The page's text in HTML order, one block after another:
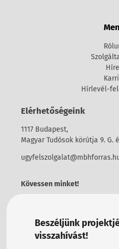
Hírlevél-
Elérhetőségeink
1117 Budapest,
Magyar Tudósok körútja 9. G.
Kövessen minket!
Beszéljünk
visszahívást!